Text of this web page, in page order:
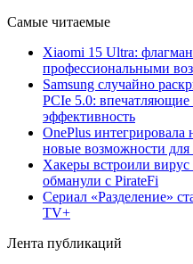
Самые читаемые
Xiaomi 15 Ultra:
профессиональными
Samsung случайно
PCIe 5.0: впечатляющие
эффективность
OnePlus
новые возможности для
Хакеры встроили вирус
обманули с PirateFi
Сериал «Разделение»
TV+
Лента публикаций